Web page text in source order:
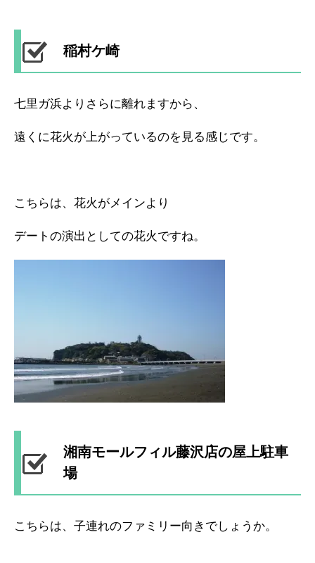
稲村ケ崎
七里ガ浜よりさらに離れますから、
遠くに花火が上がっているのを見る感じです。
こちらは、花火がメインより
デートの演出としての花火ですね。
湘南モールフィル藤沢店の屋上駐車
場
こちらは、子連れのファミリー向きでしょうか。